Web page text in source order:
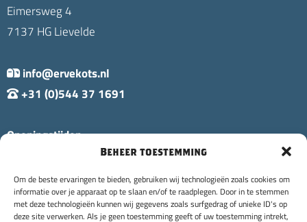
Beheer toestemming
Om de beste ervaringen te bieden, gebruiken wij technologieën zoals cookies om
informatie over je apparaat op te slaan en/of te raadplegen. Door in te stemmen
met deze technologieën kunnen wij gegevens zoals surfgedrag of unieke ID's op
deze site verwerken. Als je geen toestemming geeft of uw toestemming intrekt,
Eimersweg 4
7137 HG Lievelde
info@ervekots.nl
+31 (0)544 37 1691
Openingstijden:
Di t/m Zo: 10:00 - 20:00 uur
Ma: Gesloten